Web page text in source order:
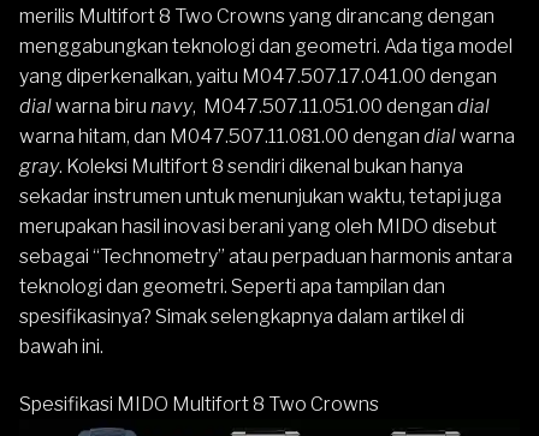
merilis Multifort 8 Two Crowns yang dirancang dengan
menggabungkan teknologi dan geometri. Ada tiga model
yang diperkenalkan, yaitu M047.507.17.041.00 dengan
dialwarna biru navy, M047.507.11.051.00 dengan dial
warna hitam, dan M047.507.11.081.00 dengan dialwarna
gray. Koleksi Multifort 8 sendiri dikenal bukan hanya
sekadar instrumen untuk menunjukan waktu, tetapi juga
merupakan hasil inovasi berani yang oleh MIDO disebut
sebagai “Technometry” atau perpaduan harmonis antara
teknologi dan geometri. Seperti apa tampilan dan
spesifikasinya? Simak selengkapnya dalam artikel di
bawah ini.
Spesifikasi MIDO Multifort 8 Two Crowns